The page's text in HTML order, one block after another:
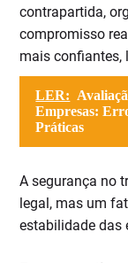
contrapartida,
compromisso
mais confiantes,
LER:
Empresas:
Práticas
A segurança no
legal, mas um
estabilidade das